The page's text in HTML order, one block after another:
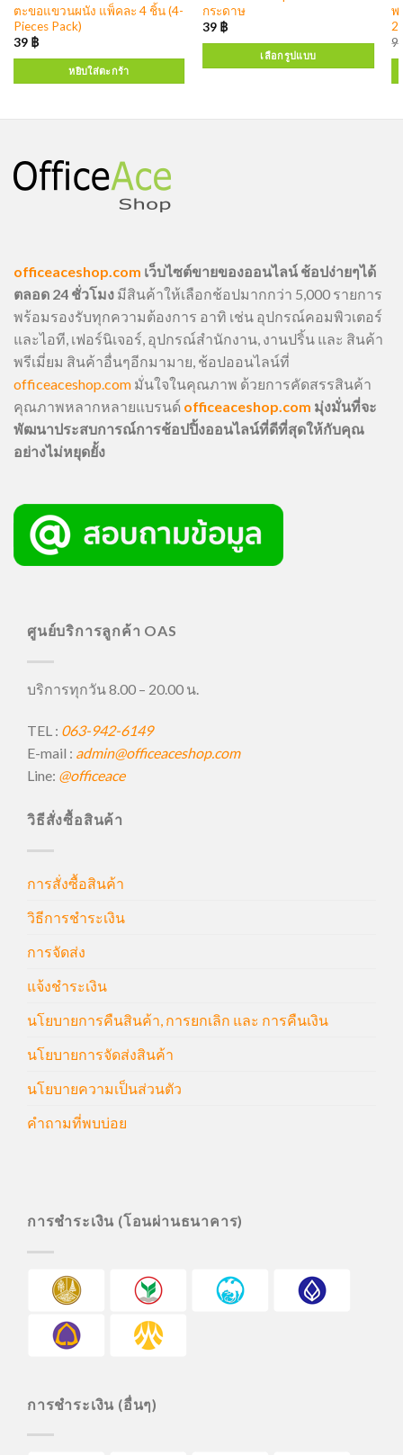
ตะขอแขวนผนัง แพ็คละ 4 ชิ้น (4-
Pieces Pack)
39 ฿
หยิบใส่ตะกร้า
กระดาษ
39 ฿
เลือกรูปแบบ
พ
officeaceshop.com เว็บไซต์ขายของออนไลน์ ช้อปง่ายๆได้
ตลอด 24 ชั่วโมง มีสินค้าให้เลือกช้อปมากกว่า 5,000 รายการ
พร้อมรองรับทุกความต้องการ อาทิ เช่น อุปกรณ์คอมพิวเตอร์
และไอที, เฟอร์นิเจอร์, อุปกรณ์สำนักงาน, งานปริ้น และ สินค้า
พรีเมี่ยม สินค้าอื่นๆอีกมามาย, ช้อปออนไลน์ที่
officeaceshop.com มั่นใจในคุณภาพ ด้วยการคัดสรรสินค้า
คุณภาพหลากหลายแบรนด์ officeaceshop.com มุ่งมั่นที่จะ
พัฒนาประสบการณ์การช้อปปิ้งออนไลน์ที่ดีที่สุดให้กับคุณ
อย่างไม่หยุดยั้ง
ศูนย์บริการลูกค้า OAS
บริการทุกวัน 8.00 – 20.00 น.
TEL : 063-942-6149
E-mail : admin@officeaceshop.com
Line: @officeace
วิธีสั่งซื้อสินค้า
การสั่งซื้อสินค้า
วิธีการชำระเงิน
การจัดส่ง
แจ้งชำระเงิน
นโยบายการคืนสินค้า, การยกเลิก และ การคืนเงิน
นโยบายการจัดส่งสินค้า
นโยบายความเป็นส่วนตัว
คำถามที่พบบ่อย
การชำระเงิน (โอนผ่านธนาคาร)
การชำระเงิน (อื่นๆ)